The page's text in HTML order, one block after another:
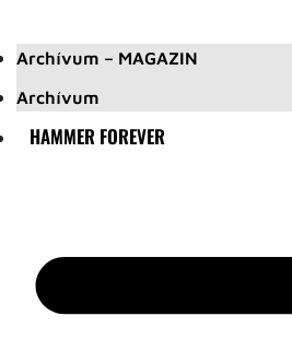
Archívum – MAGAZIN
Archívum
HAMMER FOREVER